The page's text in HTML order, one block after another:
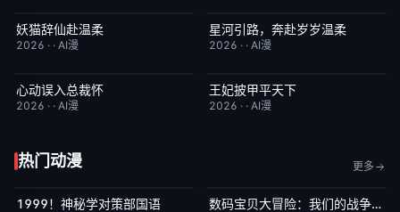
完结
妖猫辞仙赴温柔
2026 · · AI漫
完结
星河引路，奔赴岁岁温柔
2026 · · AI漫
完结
心动误入总裁怀
2026 · · AI漫
完结
王妃披甲平天下
2026 · · AI漫
热门动漫 更多
更新至第3集
1999！神秘学对策部国语 本周更新 8.9数码宝贝大冒险：我们的战争游戏！